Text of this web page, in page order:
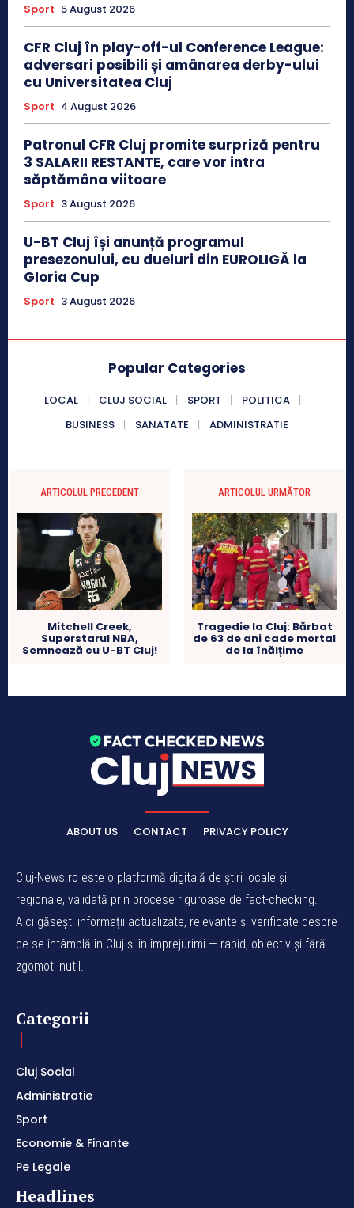
Sport 5 August 2026
CFR Cluj în play-off-ul Conference League:
adversari posibili și amânarea derby-ului
cu Universitatea Cluj
Sport 4 August 2026
Patronul CFR Cluj promite surpriză pentru
3 SALARII RESTANTE, care vor intra
săptămâna viitoare
Sport 3 August 2026
U-BT Cluj își anunță programul
presezonului, cu dueluri din EUROLIGĂ la
Gloria Cup
Sport 3 August 2026
Popular Categories
LOCAL CLUJ SOCIAL SPORT
POLITICA
BUSINESS
SANATATE ADMINISTRATIE
ARTICOLUL PRECEDENT
Mitchell Creek,
Superstarul NBA,
Semnează cu U-BT Cluj!
ARTICOLUL URMĂTOR
Tragedie la Cluj: Bărbat
de 63 de ani cade mortal
de la înălțime
ABOUT US CONTACT PRIVACY POLICY
Cluj-News.ro este o platformă digitală de știri locale și
regionale, validată prin procese riguroase de fact-checking.
Aici găsești informații actualizate, relevante și verificate despre
ce se întâmplă în Cluj și în împrejurimi — rapid, obiectiv și fără
zgomot inutil.
Categorii
Cluj Social
Administratie
Sport
Economie & Finante
Pe Legale
Headlines